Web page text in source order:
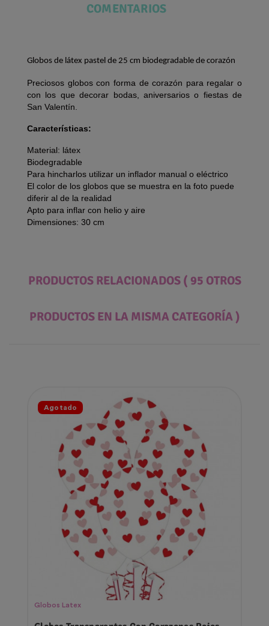
COMENTARIOS
Globos de látex pastel de 25 cm biodegradable de corazón
Preciosos globos con forma de corazón para regalar o
con los que decorar bodas, aniversarios o fiestas de
San Valentín.
Características:
Material: látex
Biodegradable
Para hincharlos utilizar un inflador manual o eléctrico
El color de los globos que se muestra en la foto puede
diferir al de la realidad
Apto para inflar con helio y aire
Dimensiones: 30 cm
PRODUCTOS RELACIONADOS ( 95 OTROS
PRODUCTOS EN LA MISMA CATEGORÍA )
Agotado
Globos Latex